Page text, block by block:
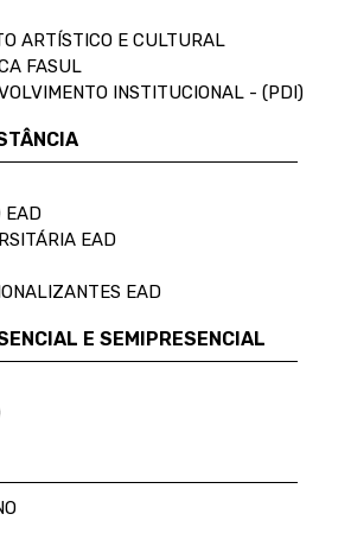
ARTÍSTICO E CULTURAL
FASUL
INSTITUCIONAL - (PDI)
EAD
EAD
EAD
E SEMIPRESENCIAL